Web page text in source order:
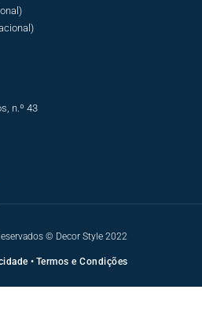
n.º 43
© Decor Style 2022
• Termos e Condições